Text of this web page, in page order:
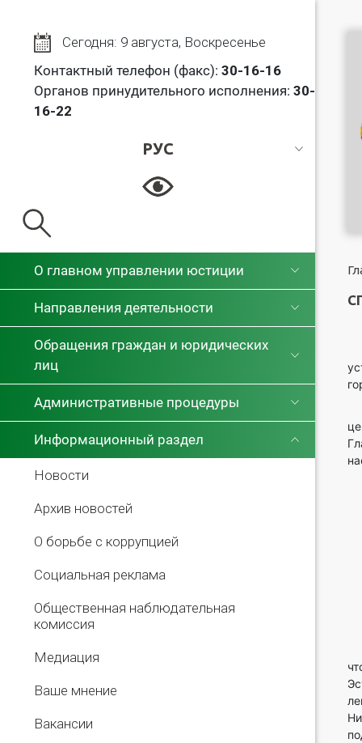
Сегодня: 9 августа, Воскресенье
Контактный телефон (факс): 30-16-16
Органов принудительного исполнения: 30-
16-22
РУС
РУС
О главном управлении юстиции
Направления деятельности
Обращения граждан и юридических
лиц
Административные процедуры
Информационный раздел
Новости
Архив новостей
О борьбе с коррупцией
Социальная реклама
Общественная наблюдательная
комиссия
Медиация
Ваше мнение
Вакансии